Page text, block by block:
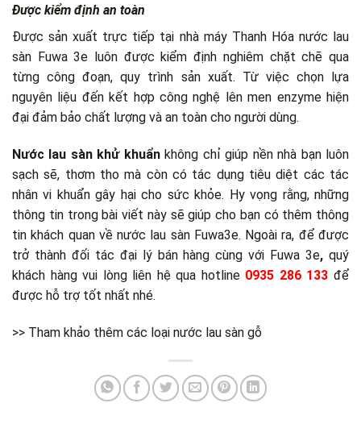
Được kiểm định an toàn
Được sản xuất trực tiếp tại nhà máy Thanh Hóa nước lau
sàn Fuwa 3e luôn được kiểm định nghiêm chặt chẽ qua
từng công đoạn, quy trình sản xuất. Từ việc chọn lựa
nguyên liệu đến kết hợp công nghệ lên men enzyme hiện
đại đảm bảo chất lượng và an toàn cho người dùng.
Nước lau sàn khử khuẩnkhông chỉ giúp nền nhà bạn luôn
sạch sẽ, thơm tho mà còn có tác dụng tiêu diệt các tác
nhân vi khuẩn gây hại cho sức khỏe. Hy vọng rằng, những
thông tin trong bài viết này sẽ giúp cho bạn có thêm thông
tin khách quan về nước lau sàn Fuwa3e. Ngoài ra, để được
trở thành đối tác đại lý bán hàng cùngvới Fuwa 3e, quý
khách hàng vui lòng liên hệ qua hotline 0935 286 133 để
được hỗ trợ tốt nhất nhé.
>> Tham khảo thêm các loại nước lau sàn gỗ